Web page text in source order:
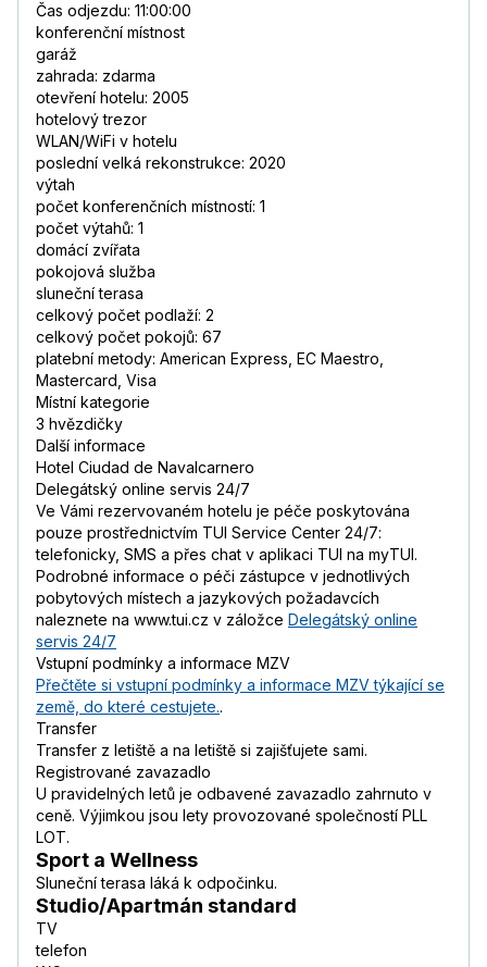
Čas odjezdu: 11:00:00
konferenční místnost
garáž
zahrada: zdarma
otevření hotelu: 2005
hotelový trezor
WLAN/WiFi v hotelu
poslední velká rekonstrukce: 2020
výtah
počet konferenčních místností: 1
počet výtahů: 1
domácí zvířata
pokojová služba
sluneční terasa
celkový počet podlaží: 2
celkový počet pokojů: 67
platební metody: American Express, EC Maestro,
Mastercard, Visa
Místní kategorie
3 hvězdičky
Další informace
Hotel Ciudad de Navalcarnero
Delegátský online servis 24/7
Ve Vámi rezervovaném hotelu je péče poskytována
pouze prostřednictvím TUI Service Center 24/7:
telefonicky, SMS a přes chat v aplikaci TUI na myTUI.
Podrobné informace o péči zástupce v jednotlivých
pobytových místech a jazykových požadavcích
naleznete na www.tui.cz v záložce Delegátský online
servis 24/7
Vstupní podmínky a informace MZV
Přečtěte si vstupní podmínky a informace MZV týkající se
země, do které cestujete..
Transfer
Transfer z letiště a na letiště si zajišťujete sami.
Registrované zavazadlo
U pravidelných letů je odbavené zavazadlo zahrnuto v
ceně. Výjimkou jsou lety provozované společností PLL
LOT.
Sport a Wellness
Sluneční terasa láká k odpočinku.
Studio/Apartmán standard
TV
telefon